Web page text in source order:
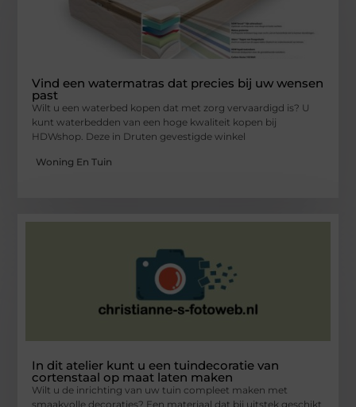
Vind een watermatras dat precies bij uw wensen
past
Wilt u een waterbed kopen dat met zorg vervaardigd is? U
kunt waterbedden van een hoge kwaliteit kopen bij
HDWshop. Deze in Druten gevestigde winkel
Woning En Tuin
In dit atelier kunt u een tuindecoratie van
cortenstaal op maat laten maken
Wilt u de inrichting van uw tuin compleet maken met
smaakvolle decoraties? Een materiaal dat bij uitstek geschikt